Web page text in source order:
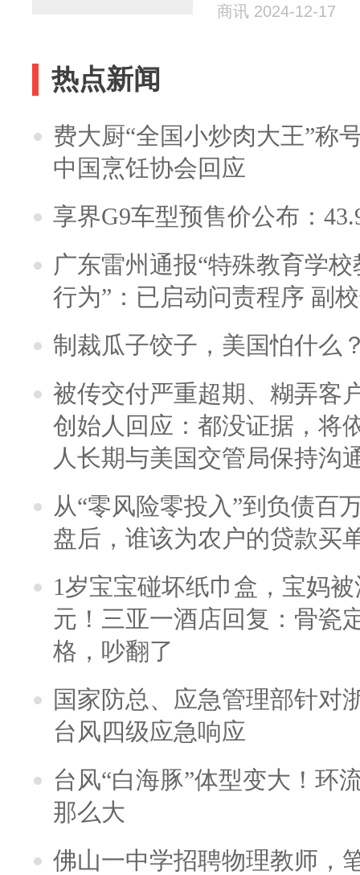
商讯 2024-12-17
热点新闻
费大厨“全国小炒肉大王”称
中国烹饪协会回应
享界G9车型预售价公布：
广东雷州通报“特殊教育学
行为”：已启动问责程序 副
制裁瓜子饺子，美国怕什么
被传交付严重超期、糊弄客
创始人回应：都没证据，将
人长期与美国交管局保持沟
从“零风险零投入”到负债百
盘后，谁该为农户的贷款买
1岁宝宝碰坏纸巾盒，宝妈
元！三亚一酒店回复：骨瓷
格，吵翻了
国家防总、应急管理部针对
台风四级应急响应
台风“白海豚”体型变大！环
那么大
佛山一中学招聘物理教师，